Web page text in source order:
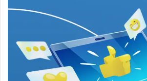
م
ن
ع
ص
ي
ب